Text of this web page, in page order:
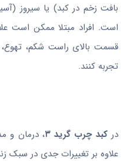
بافت زخم در کبد) یا سیروز
است. افراد مبتلا ممکن است
قسمت بالای راست شکم،
تجربه کنند.
درکبد چرب گرید ۳ ، درمان و
علاوه بر تغییرات جدی در سبک